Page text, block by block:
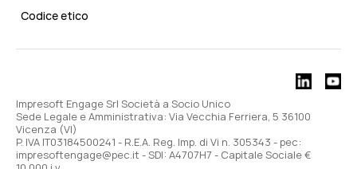
Codice etico
Impresoft Engage Srl Società a Socio Unico
Sede Legale e Amministrativa: Via Vecchia Ferriera, 5 36100
Vicenza (VI)
P. IVA IT03184500241 - R.E.A. Reg. Imp. di Vi n. 305343 - pec:
impresoftengage@pec.it - SDI: A4707H7 - Capitale Sociale €